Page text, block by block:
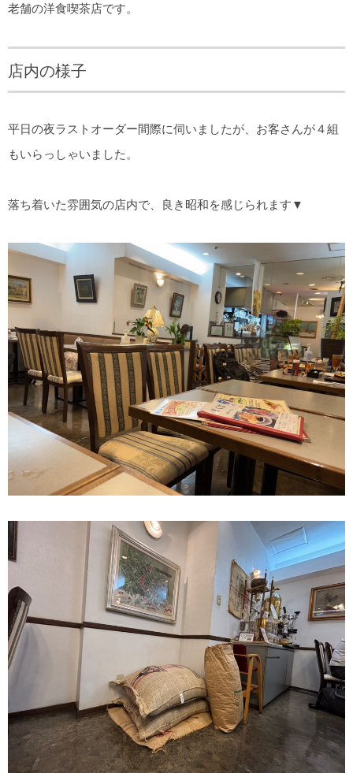
老舗の洋食喫茶店です。
店内の様子
平日の夜ラストオーダー間際に伺いましたが、お客さんが４組
もいらっしゃいました。
落ち着いた雰囲気の店内で、良き昭和を感じられます▼